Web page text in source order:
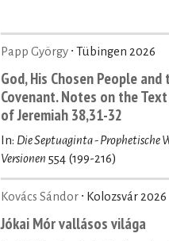
Papp György ∙ Tübingen 2026
God, His Chosen People and
Covenant. Notes on the
of Jeremiah 38,31-32
In: Die Septuaginta - Prophetische
Versionen 554 (199-216)
Kovács Sándor ∙ Kolozsvár 2026
Jókai Mór vallásos világa